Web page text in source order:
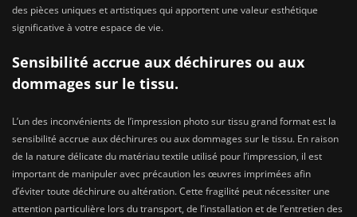
des pièces uniques et artistiques qui apportent une valeur esthétique
significative à votre espace de vie.
Sensibilité accrue aux déchirures ou aux
dommages sur le tissu.
L’un des inconvénients de l’impression photo sur tissu grand format est la
sensibilité accrue aux déchirures ou aux dommages sur le tissu. En raison
de la nature délicate du matériau textile utilisé pour l’impression, il est
important de manipuler avec précaution les œuvres imprimées afin
d’éviter toute déchirure ou altération. Cette fragilité peut nécessiter une
attention particulière lors du transport, de l’installation et de l’entretien des